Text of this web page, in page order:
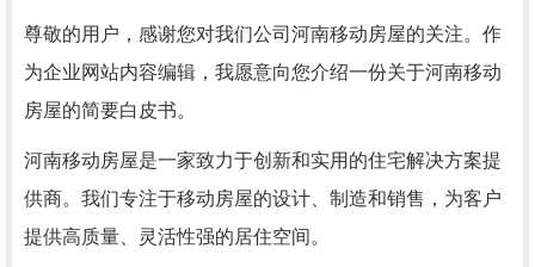
尊敬的用户，感谢您对我们公司河南移动房屋的关注。作
为企业网站内容编辑，我愿意向您介绍一份关于河南移动
房屋的简要白皮书。
河南移动房屋是一家致力于创新和实用的住宅解决方案提
供商。我们专注于移动房屋的设计、制造和销售，为客户
提供高质量、灵活性强的居住空间。